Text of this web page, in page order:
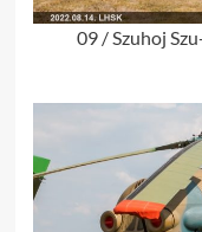
09 / Szuhoj